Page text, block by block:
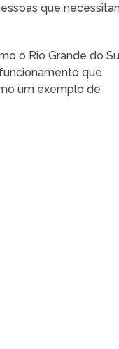
que
o Rio Grande do
que
um exemplo de